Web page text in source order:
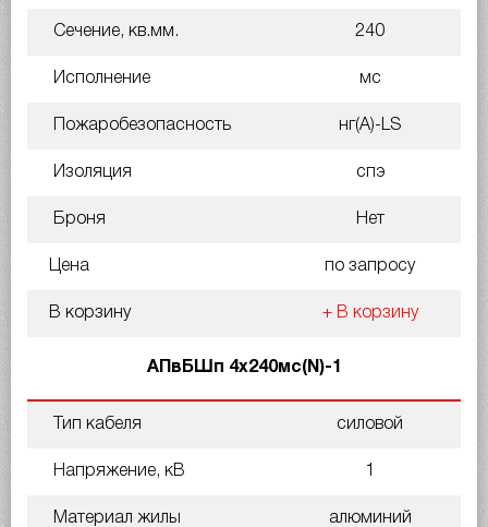
Сечение, кв.мм. 240
Исполнение мс
Пожаробезопасность нг(A)-LS
Изоляция спэ
Броня Нет
Цена по запросу
В корзину + В корзину
АПвБШп 4х240мс(N)-1
Тип кабеля силовой
Напряжение, кВ
Материал жилы алюминий